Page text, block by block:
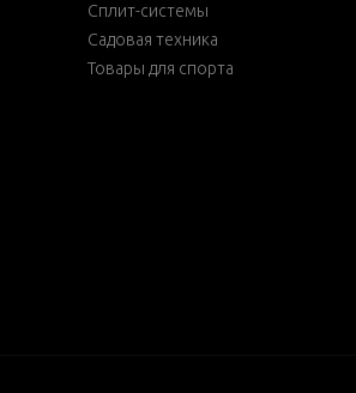
Сплит-системы
Садовая техника
Товары для спорта